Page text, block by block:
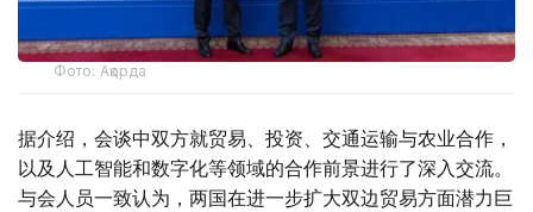
Фото: Ақорда
据介绍，会谈中双方就贸易、投资、交通运输与农业合作，
以及人工智能和数字化等领域的合作前景进行了深入交流。
与会人员一致认为，两国在进一步扩大双边贸易方面潜力巨